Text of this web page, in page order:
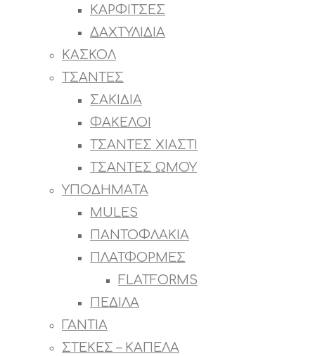
ΚΑΡΦΙΤΣΕΣ
ΔΑΧΤΥΛΙΔΙΑ
ΚΑΣΚΟΛ
ΤΣΑΝΤΕΣ
ΣΑΚΙΔΙΑ
ΦΑΚΕΛΟΙ
ΤΣΑΝΤΕΣ ΧΙΑΣΤΙ
ΤΣΑΝΤΕΣ ΩΜΟΥ
ΥΠΟΔΗΜΑΤΑ
MULES
ΠΑΝΤΟΦΛΑΚΙΑ
ΠΛΑΤΦΟΡΜΕΣ
FLATFORMS
ΠΕΔΙΛΑ
ΓΑΝΤΙΑ
ΣΤΕΚΕΣ – ΚΑΠΕΛΑ